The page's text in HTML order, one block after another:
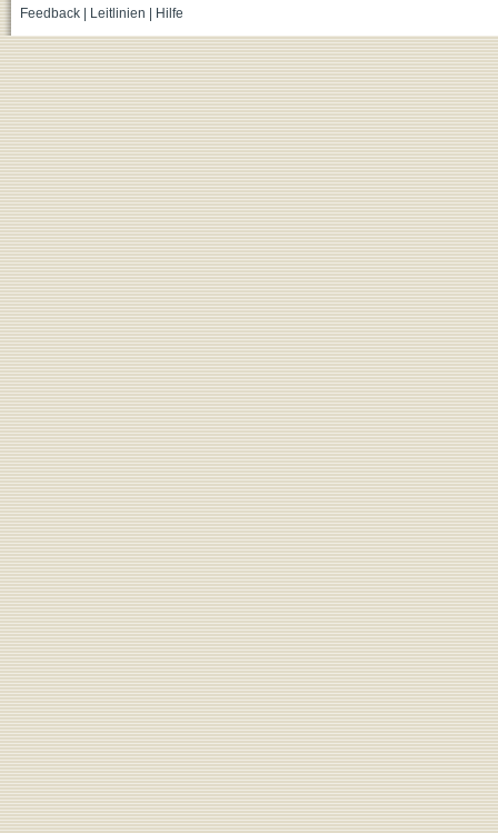
Feedback| Leitlinien Hilfe